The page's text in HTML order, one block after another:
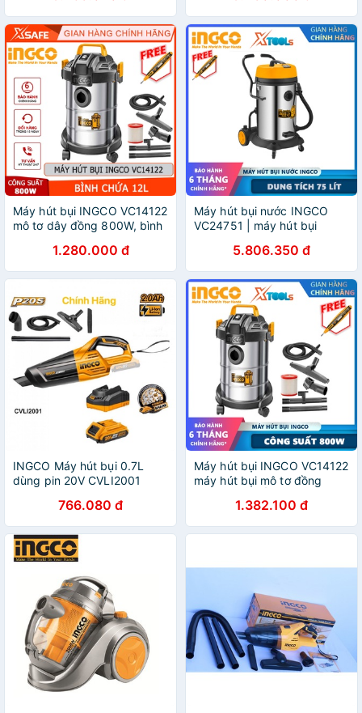
dây cáp 5.5m, kèm phụ kiện
Máy hút bụi INGCO VC14122
mô tơ dây đồng 800W, bình
ống ruột gà 1.5m, dây nguồn
2.3m
1.280.000 đ
Máy hút bụi nước INGCO
VC24751 | máy hút bụi
5.806.350 đ
INGCO Máy hút bụi 0.7L
dùng pin 20V CVLI2001
766.080 đ
Máy hút bụi INGCO VC14122
máy hút bụi mô tơ đồng
1.5m, 3 đoạn ống nối, Cục
lọc HEPA hút bụi, đất c
1.382.100 đ